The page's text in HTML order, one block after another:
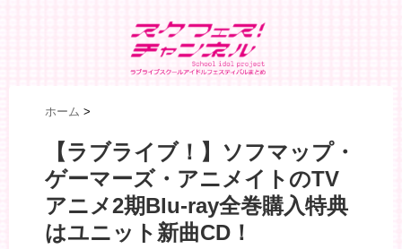
ホーム >
【ラブライブ！】ソフマップ・
ゲーマーズ・アニメイトのTV
アニメ2期Blu-ray全巻購入特典
はユニット新曲CD！